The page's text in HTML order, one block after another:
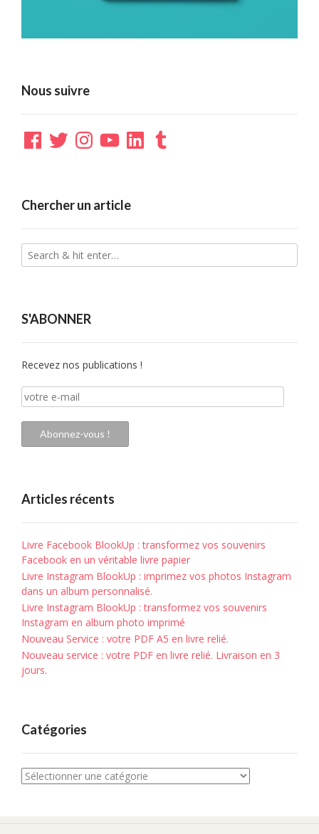
Nous suivre
Facebook
TwitterInstagramYouTubeLinkedInTumblr
Chercher un article
S'ABONNER
Recevez nos publications !
votre
e-
mail
Abonnez-vous !
Articles récents
Livre Facebook BlookUp : transformez vos souvenirs
Facebook en un véritable livre papier
Livre Instagram BlookUp : imprimez vos photos Instagram
dans un album personnalisé.
Livre Instagram BlookUp : transformez vos souvenirs
Instagram en album photo imprimé
Nouveau Service : votre PDF A5 en livre relié.
Nouveau service : votre PDF en livre relié. Livraison en 3
jours.
Catégories
Catégories